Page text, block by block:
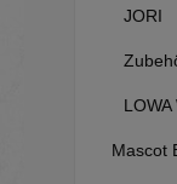
JORI
LOWA
Mascot